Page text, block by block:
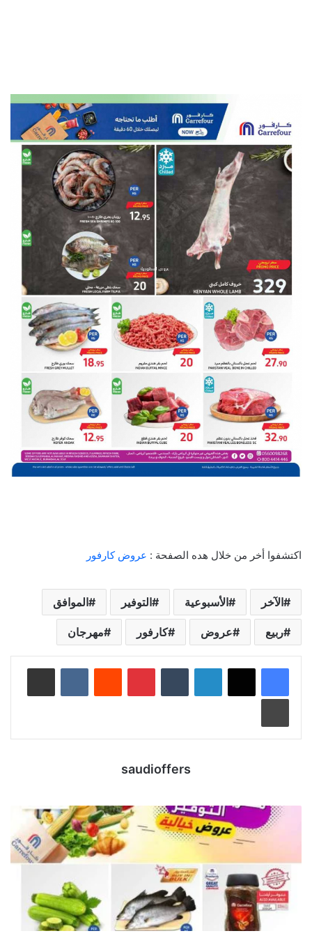
اكتشفوا أخر من خلال هده الصفحة : عروض كارفور
الآخر الأسبوعية التوفير الموافق
ربيع عروض كارفور مهرجان
لينكدإن بينتيريست
saudioffers